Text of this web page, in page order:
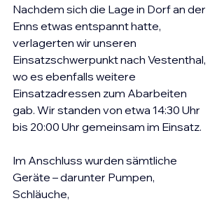
Nachdem sich die Lage in Dorf an der
Enns etwas entspannt hatte,
verlagerten wir unseren
Einsatzschwerpunkt nach Vestenthal,
wo es ebenfalls weitere
Einsatzadressen zum Abarbeiten
gab. Wir standen von etwa 14:30 Uhr
bis 20:00 Uhr gemeinsam im Einsatz.
Im Anschluss wurden sämtliche
Geräte – darunter Pumpen,
Schläuche,